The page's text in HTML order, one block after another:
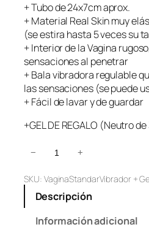
+ Tubo de 24x7cm aprox.
+ Material Real Skin muy
(se estira hasta 5 veces su
+ Interior de la Vagina
sensaciones al penetrar
+ Bala vibradora regulable
las sensaciones (se puede
+ Fácil de lavar y de guardar
+GEL DE REGALO (Neutro
b
V
− +
SKU: VaginaStandarVibrador +
Descripción
Información adicional